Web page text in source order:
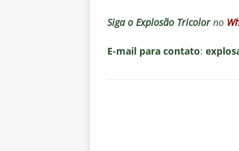
Siga o Explosão Tricolorno
E-mail para contato: